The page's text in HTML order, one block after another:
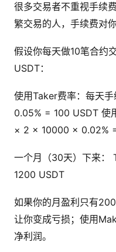
很多交易者不重视手续
繁交易的人，手续费对
假设你每天做10笔合约
USDT：
使用Taker费率：每天
0.05% = 100 USDT 使
× 2 × 10000 × 0.02%
一个月（30天）下来：
1200 USDT
如果你的月盈利只有
让你变成亏损；使用
净利润。